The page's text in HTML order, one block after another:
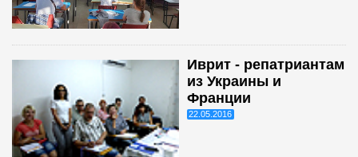
Иврит - репатриантам
из Украины и
Франции
22.05.2016